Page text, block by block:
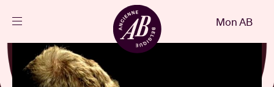
FR
Agenda
Mon AB